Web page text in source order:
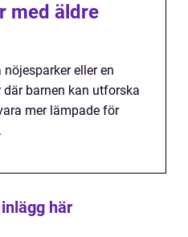
med äldre
eller en
barnen kan utforska
mer lämpade för
här